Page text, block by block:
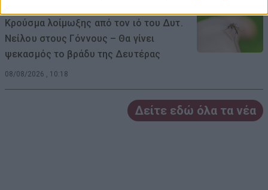
Κρούσμα λοίμωξης από τον ιό του Δυτ.
Νείλου στους Γόννους – Θα γίνει
ψεκασμός το βράδυ της Δευτέρας
08/08/2026 , 10:18
Δείτε εδώ όλα τα νέα